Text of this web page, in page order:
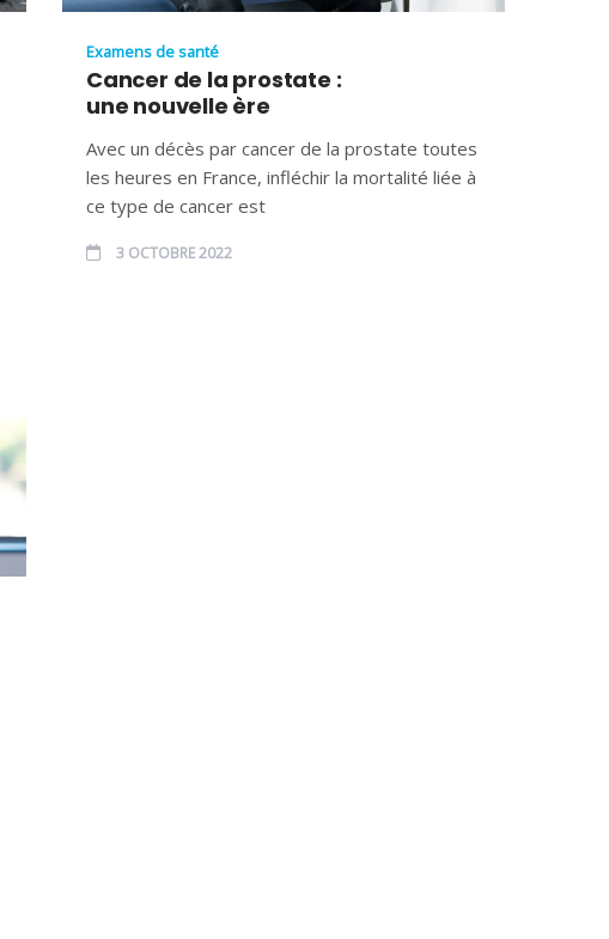
Examens de santé
Cancer de la prostate :
une nouvelle ère
Avec un décès par cancer de la prostate toutes
les heures en France, infléchir la mortalité liée à
ce type de cancer est
3 OCTOBRE 2022